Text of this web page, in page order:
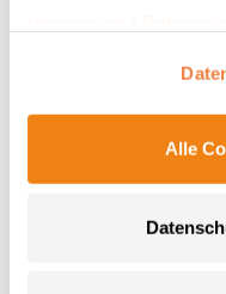
Alle